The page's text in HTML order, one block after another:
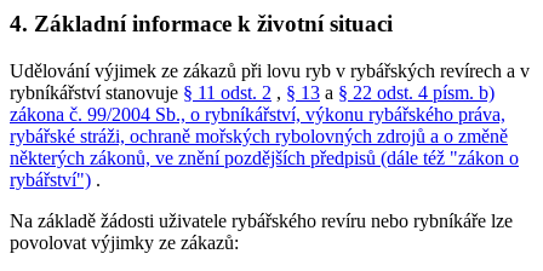
4. Základní informace k životní situaci
Udělování výjimek ze zákazů při lovu ryb v rybářských revírech a v
rybníkářství stanovuje § 11 odst. 2 , § 13 a § 22 odst. 4 písm. b)
zákona č. 99/2004 Sb., o rybníkářství, výkonu rybářského práva,
rybářské stráži, ochraně mořských rybolovných zdrojů a o změně
některých zákonů, ve znění pozdějších předpisů (dále též "zákon o
rybářství") .
Na základě žádosti uživatele rybářského revíru nebo rybníkáře lze
povolovat výjimky ze zákazů: